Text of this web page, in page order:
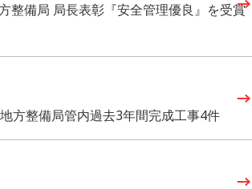
整備局 局長表彰『安全管理優良』を受賞
方整備局管内過去3年間完成工事4件